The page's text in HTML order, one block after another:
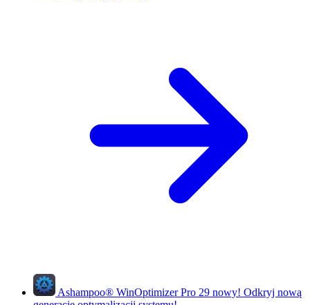
Ashampoo® WinOptimizer Pro 29 nowy! Odkryj nową